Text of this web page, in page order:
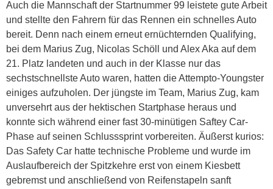
Auch die Mannschaft der Startnummer 99 leistete gute Arbeit
und stellte den Fahrern für das Rennen ein schnelles Auto
bereit. Denn nach einem erneut ernüchternden Qualifying,
bei dem Marius Zug, Nicolas Schöll und Alex Aka auf dem
21. Platz landeten und auch in der Klasse nur das
sechstschnellste Auto waren, hatten die Attempto-Youngster
einiges aufzuholen. Der jüngste im Team, Marius Zug, kam
unversehrt aus der hektischen Startphase heraus und
konnte sich während einer fast 30-minütigen Saftey Car-
Phase auf seinen Schlusssprint vorbereiten. Äußerst kurios:
Das Safety Car hatte technische Probleme und wurde im
Auslaufbereich der Spitzkehre erst von einem Kiesbett
gebremst und anschließend von Reifenstapeln sanft